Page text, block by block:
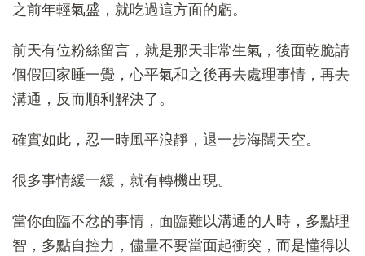
之前年輕氣盛，就吃過這方面的虧。
前天有位粉絲留言，就是那天非常生氣，後面乾脆請
個假回家睡一覺，心平氣和之後再去處理事情，再去
溝通，反而順利解決了。
確實如此，忍一時風平浪靜，退一步海闊天空。
很多事情緩一緩，就有轉機出現。
當你面臨不忿的事情，面臨難以溝通的人時，多點理
智，多點自控力，儘量不要當面起衝突，而是懂得以